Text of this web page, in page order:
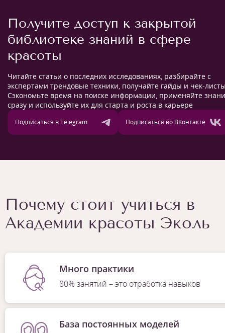
Получите доступ к закрытой
библиотеке знаний в сфере
красоты
Читайте статьи о последних исследованиях, разбирайте с
экспертами трендовые техники, получайте гайды и чек-
Сэкономьте время на поиске информации, применяйте
сразу и используйте их для старта и роста в карьере
Подписаться в Telegram Подписаться во ВКонтакте
Почему стоит учиться в
Академии красоты Эколь
Много практики
80% занятий – это отработка навыков
База постоянных моделей